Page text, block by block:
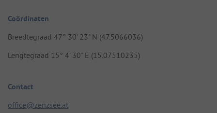
Coördinaten
Breedtegraad 47° 30' 23" N (47.5066036)
Lengtegraad 15° 4' 30" E (15.07510235)
Contact
office@zenzsee.at